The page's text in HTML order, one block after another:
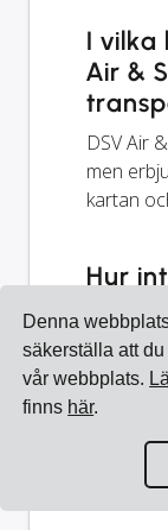
Denna
säkerställa att
vår webbplats.
finns här.
I vilka
Air &
DSV Air
men
kartan
Hur
Du kan
med ditt
annan